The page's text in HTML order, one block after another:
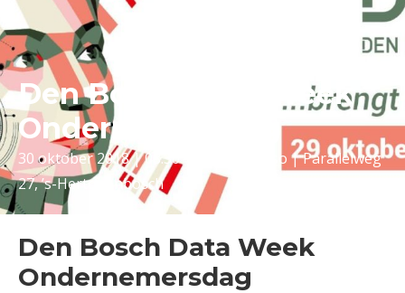
Den Bosch Data Week
Ondernemersdag
30 oktober 2018 | 08.30 - 18.00 I Grasso | Parallelweg
27, ’s-Hertogenbosch
Den Bosch Data Week
Ondernemersdag